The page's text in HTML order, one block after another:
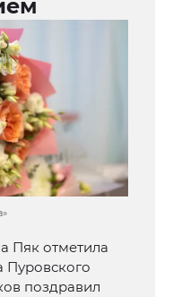
Пяк отметила
Пуровского
поздравил